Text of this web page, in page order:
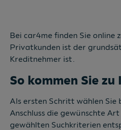
Bei car4me finden Sie online
Privatkunden ist der
Kreditnehmer ist.
So kommen Sie
Als ersten Schritt wählen Sie
Anschluss die gewünschte
gewählten Suchkriterien